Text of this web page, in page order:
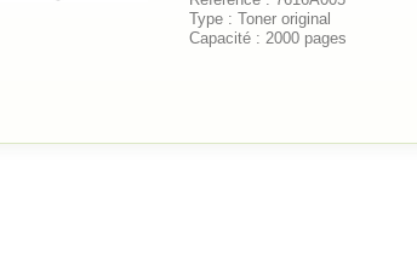
Type : Toner original
Capacité : 2000 pages